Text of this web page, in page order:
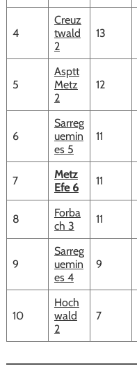
4
Creuz
twald
2
13
5
Asptt
Metz
2
12
6
Sarreg
uemin
es 5
11
7
Metz
Efe 6
11
8
Forba
ch 3
11
9
Sarreg
uemin
es 4
9
10
Hoch
wald
2
7